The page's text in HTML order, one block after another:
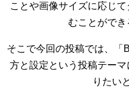
ことや画像サイズに応じ
むことができ
そこで今回の投稿では、「
方と設定という投稿テー
りたい